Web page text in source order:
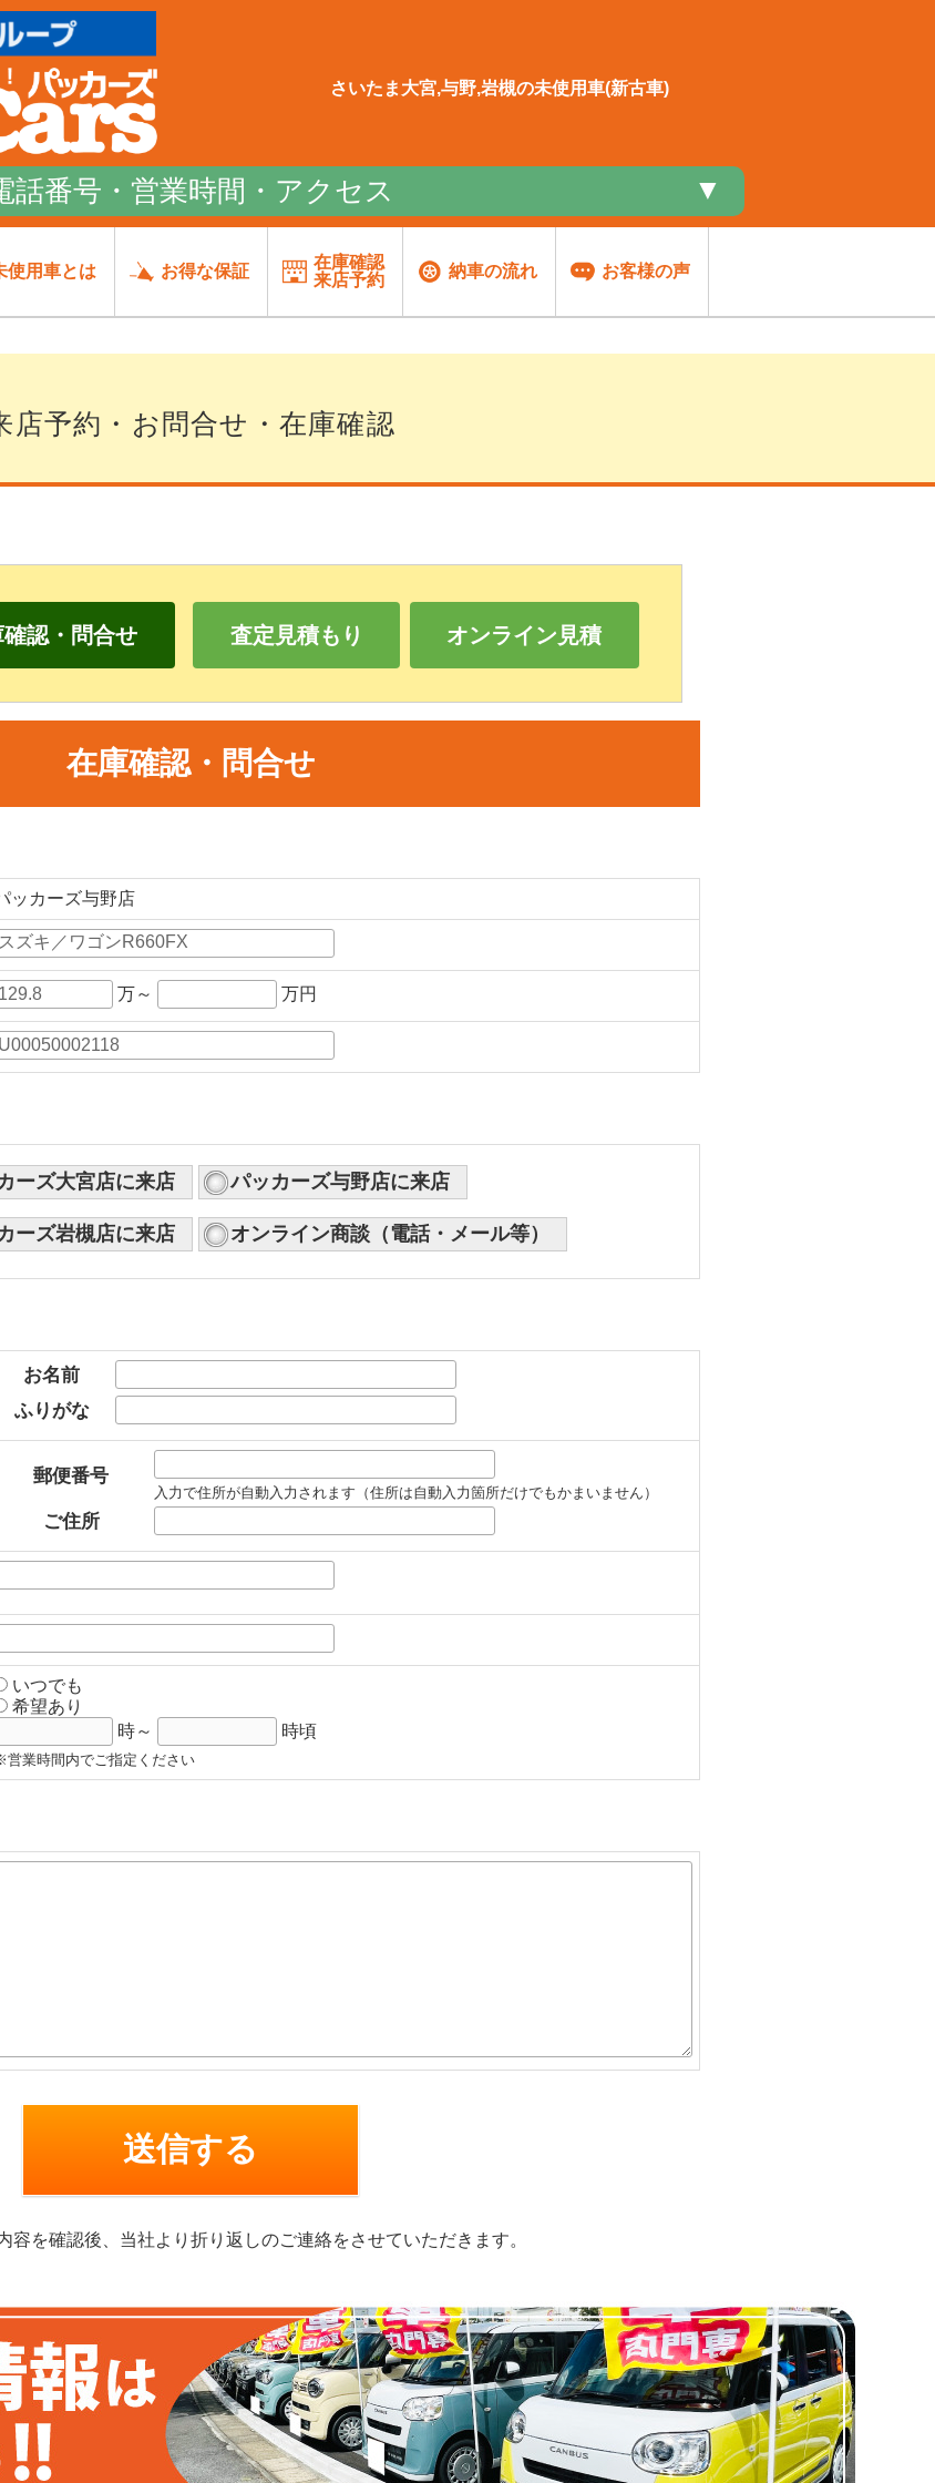
さいたま大宮,与野,岩槻の未使用車(新古車)
話番号・営業時間・アクセス ▼
使用車とは お得な保証
在庫確認
来店予約
納車の流れ お客様の声
店予約・お問合せ・在庫確認
認・問合せ 査定見積もり オンライン見積
在庫確認・問合せ
ッカーズ与野店
万～ 万円
ーズ大宮店に来店 パッカーズ与野店に来店
ーズ岩槻店に来店 オンライン商談（電話・メール等）
お名前
ふりがな
郵便番号
入力で住所が自動入力されます（住所は自動入力箇所だけでもかまいません）
ご住所
いつでも
希望あり
時～
時頃
営業時間内でご指定ください
容を確認後、当社より折り返しのご連絡をさせていただきます。